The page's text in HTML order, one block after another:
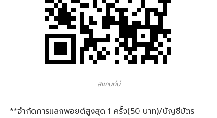
สแกนที่นี่
**จำกัดการแลกพอยต์สูงสุด 1 ครั้ง(50 บาท)/บัญชีบัตร